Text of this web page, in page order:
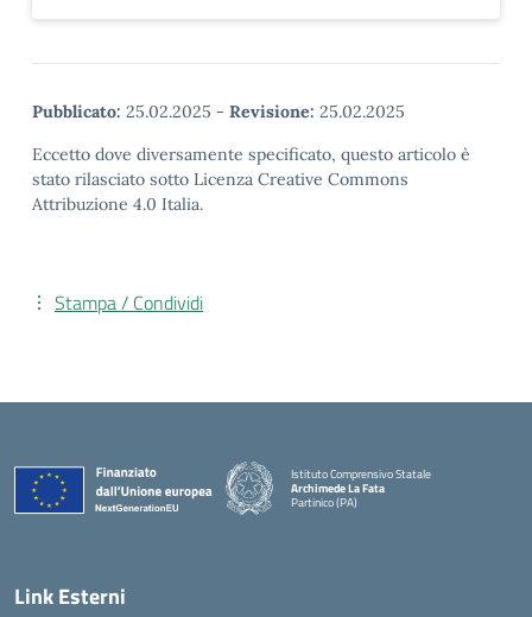
Pubblicato: 25.02.2025 - Revisione: 25.02.2025
Eccetto dove diversamente specificato, questo articolo è
stato rilasciato sotto Licenza Creative Commons
Attribuzione 4.0 Italia.
Stampa / Condividi
Istituto Comprensivo Statale
Archimede La Fata
Partinico (PA)
Link Esterni